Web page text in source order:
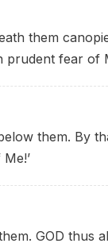
them
prudent fear of
them. By
GOD thus